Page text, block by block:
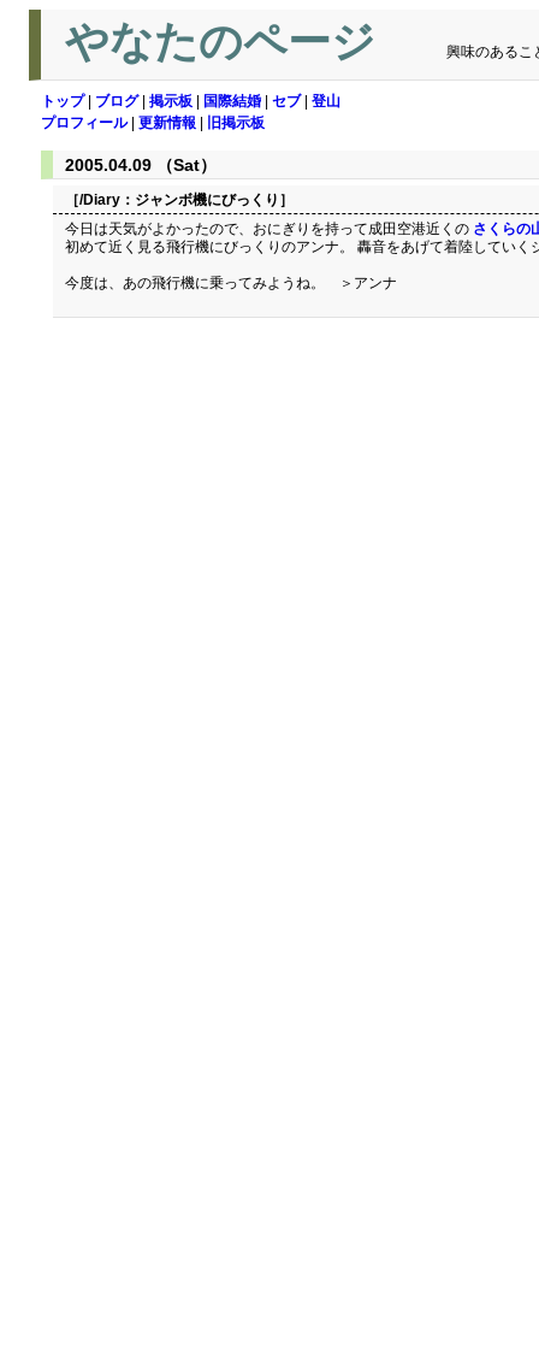
やなたのページ 興味のあるこ
トップ| ブログ| 掲示板 国際結婚 セブ| 登山
プロフィール| 更新情報 旧掲示板
2005.04.09 （Sat）
［/Diary： ジャンボ機にびっくり ］
今日は天気がよかったので、おにぎりを持って成田空港近くの さくらの
初めて近く見る飛行機にびっくりのアンナ。 轟音をあげて着陸してい
今度は、あの飛行機に乗ってみようね。 ＞アンナ